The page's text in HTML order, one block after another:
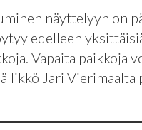
näyttelyyn on
edelleen
Vapaita paikkoja
Jari